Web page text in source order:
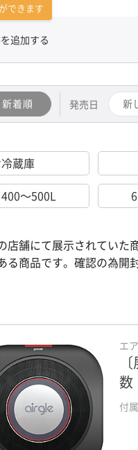
ーマー
他
んたん検索）
できます
追加する
新着順 発売日 新
蔵庫
～500L
店舗にて展示されていた
る商品です。確認の為
エ
数
付